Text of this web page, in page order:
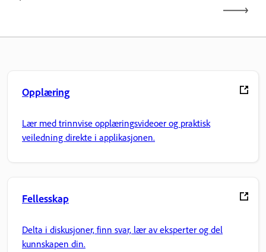
Opplæring
Lær med trinnvise opplæringsvideoer og praktisk
veiledning direkte i applikasjonen.
Fellesskap
Delta i diskusjoner, finn svar, lær av eksperter og del
kunnskapen din.